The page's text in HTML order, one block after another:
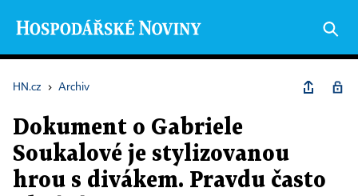
HN.cz › Archiv
Dokument o Gabriele
Soukalové je stylizovanou
hrou s divákem. Pravdu často